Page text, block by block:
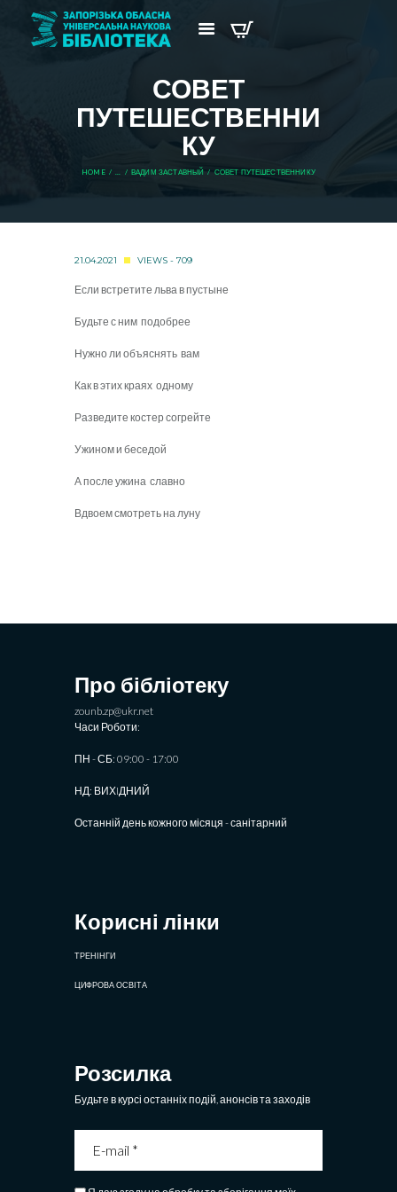
СОВЕТ
ПУТЕШЕСТВЕННИ
КУ
HOME ... ВАДИМ ЗАСТАВНЫЙ СОВЕТ ПУТЕШЕСТВЕННИКУ
21.04.2021 VIEWS - 709
Если встретите льва в пустыне
Будьте с ним подобрее
Нужно ли объяснять вам
Как в этих краях одному
Разведите костер согрейте
Ужином и беседой
А после ужина славно
Вдвоем смотреть на луну
Про бібліотеку
zounb.zp@ukr.net
Часи Роботи:
ПН - СБ: 09:00 - 17:00
НД: ВИХIДНИЙ
Останній день кожного місяця - санітарний
Корисні лінки
ТРЕНІНГИ
ЦИФРОВА ОСВІТА
Розсилка
Будьте в курсі останніх подій, анонсів та заходів